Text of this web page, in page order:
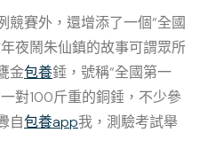
競賽外，還增添了一個“全國
夜鬧朱仙鎮的故事可謂眾所
金包養錘，號稱“全國第一
對100斤重的銅錘，不少參
自包養app我，測驗考試舉